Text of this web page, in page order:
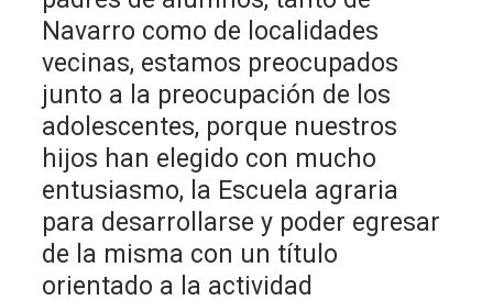
Navarro como de localidades
vecinas, estamos preocupados
junto a la preocupación de los
adolescentes, porque nuestros
hijos han elegido con mucho
entusiasmo, la Escuela agraria
para desarrollarse y poder egresar
de la misma con un título
orientado a la actividad